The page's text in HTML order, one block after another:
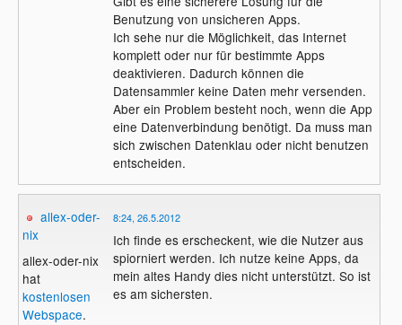
Benutzung von unsicheren Apps.
Ich sehe nur die Möglichkeit, das Internet
komplett oder nur für bestimmte Apps
deaktivieren. Dadurch können die
Datensammler keine Daten mehr versenden.
Aber ein Problem besteht noch, wenn die App
eine Datenverbindung benötigt. Da muss man
sich zwischen Datenklau oder nicht benutzen
entscheiden.
allex-oder-
nix
allex-oder-nix
hat
kostenlosen
Webspace.
8:24, 26.5.2012
Ich finde es erscheckent, wie die Nutzer aus
spiorniert werden. Ich nutze keine Apps, da
mein altes Handy dies nicht unterstützt. So ist
es am sichersten.